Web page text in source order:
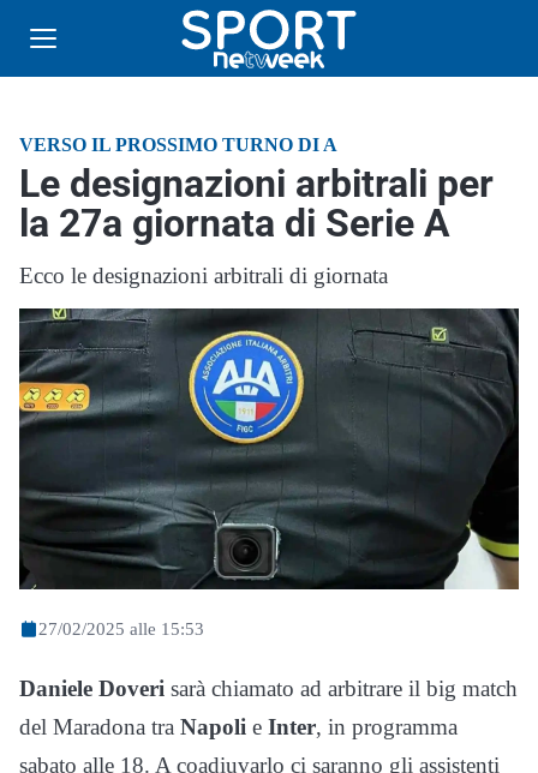
VERSO IL PROSSIMO TURNO DI A
Le designazioni arbitrali per
la 27a giornata di Serie A
Ecco le designazioni arbitrali di giornata
27/02/2025 alle 15:53
Daniele Doveri sarà chiamato ad arbitrare il big match
del Maradona tra Napoli e Inter, in programma
sabato alle 18. A coadiuvarlo ci saranno gli assistenti